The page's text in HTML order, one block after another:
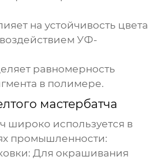
на устойчивость цвета
УФ-
равномерность
в полимере.
мастербатча
широко используется в
промышленности:
Для окрашивания